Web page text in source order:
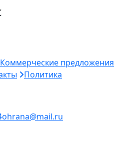
Коммерческие предложения
Политика